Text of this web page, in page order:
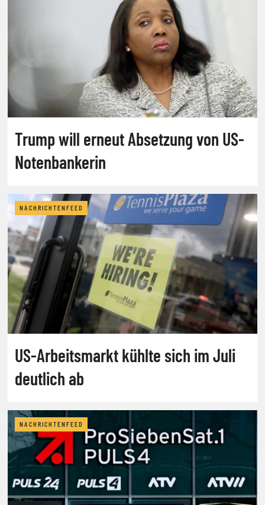
Trump will erneut Absetzung von US-
Notenbankerin
NACHRICHTENFEED
US-Arbeitsmarkt kühlte sich im Juli
deutlich ab
NACHRICHTENFEED